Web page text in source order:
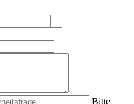
Bitte